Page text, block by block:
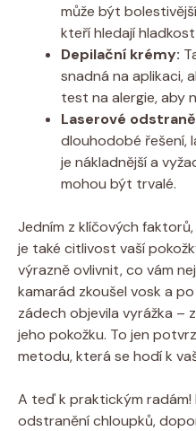
může být
kteří hledají
Depilační krémy:
snadná na aplikaci,
test na alergie, aby
Laserové
dlouhodobé řešení,
je nákladnější a
mohou být trvalé.
Jedním z klíčových
je také citlivost vaší
výrazně ovlivnit, co vám
kamarád zkoušel vosk a
zádech objevila vyrážka –
jeho pokožku. To jen
metodu, která se hodí k
A teď k praktickým radám!
odstranění chloupků,